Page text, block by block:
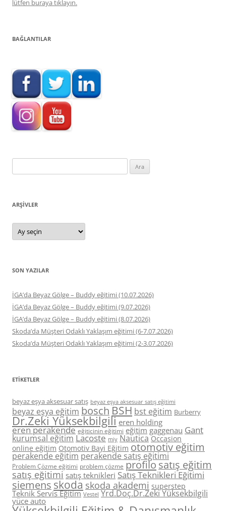
lütfen buraya tıklayın.
BAĞLANTILAR
ARŞIVLER
Arşivler
SON YAZILAR
İGA’da Beyaz Gölge – Buddy eğitimi (10.07.2026)
İGA’da Beyaz Gölge – Buddy eğitimi (9.07.2026)
İGA’da Beyaz Gölge – Buddy eğitimi (8.07.2026)
Skoda’da Müşteri Odaklı Yaklaşım eğitimi (6-7.07.2026)
Skoda’da Müşteri Odaklı Yaklaşım eğitimi (2-3.07.2026)
ETIKETLER
beyaz eşya aksesuar satış beyaz eşya aksesuar satış eğitimi
beyaz eşya eğitim boschBSH bst eğitim Burberry
Dr.Zeki Yüksekbilgili eren holding
eren perakende eğiticinin eğitimi eğitim gaggenau Gant
kurumsal eğitim Lacoste miy Nautica Occasion
online eğitim Otomotiv Bayi Eğitim otomotiv eğitim
perakende eğitim perakende satış eğitimi
Problem Çözme eğitimi problem çözme profilo satış eğitim
satış eğitimi satış teknikleri Satış Teknikleri Eğitimi
siemens skoda skoda akademi superstep
Teknik Servis Eğitim Vestel Yrd.Doç.Dr.Zeki Yüksekbilgili
yüce auto